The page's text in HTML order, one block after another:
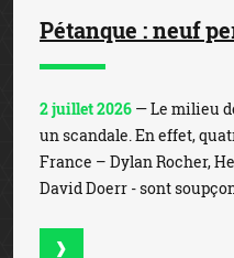
Pétanque : neuf
2 juillet 2026 — Le milieu
un scandale. En effet,
France – Dylan Rocher,
David Doerr - sont